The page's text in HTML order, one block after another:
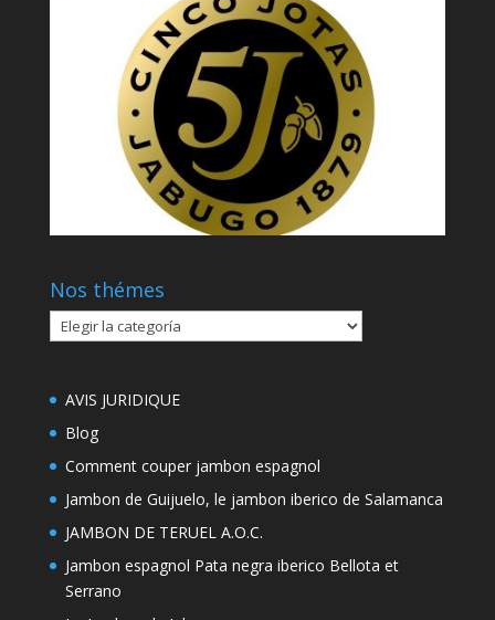
Nos thémes
Nos
thémes
AVIS JURIDIQUE
Blog
Comment couper jambon espagnol
Jambon de Guijuelo, le jambon iberico de Salamanca
JAMBON DE TERUEL A.O.C.
Jambon espagnol Pata negra iberico Bellota et
Serrano